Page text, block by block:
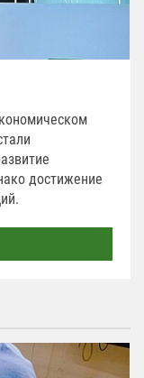
достижение